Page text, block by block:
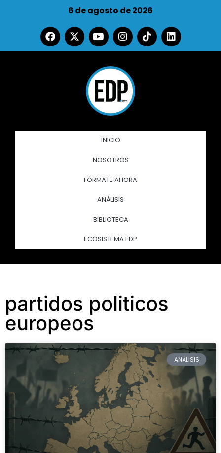
6 de agosto de 2026
INICIO
NOSOTROS
FÓRMATE AHORA
ANÁLISIS
BIBLIOTECA
ECOSISTEMA EDP
partidos politicos
europeos
ANÁLISIS